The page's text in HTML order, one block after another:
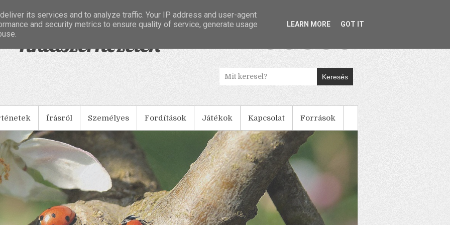
Tintaszerkezetek
Keresés
Írásról Személyes Fordítások Játékok Kapcsolat Források
its services and to analyze traffic. Your IP address and user-agent
and security metrics to ensure quality of service, generate usage
LEARN MORE GOT IT